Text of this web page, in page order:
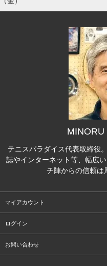
MINORU
テニスパラダイス代表取締役
誌やインターネット等、幅広
チ陣からの信頼は
マイアカウント
ログイン
お問い合わせ